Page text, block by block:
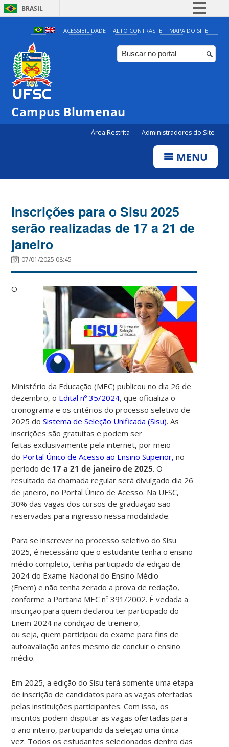
BRASIL
Simplifique!
Comunica BR
Participe
ACESSIBILIDADE ALTO CONTRASTE MAPA DO SITE
Campus Blumenau
Área Restrita Administradores do Site
MENU
Inscrições para o Sisu 2025
serão realizadas de 17 a 21 de
janeiro
07/01/2025 08:45
O
Ministério da Educação (MEC) publicou no dia 26 de
dezembro, o Edital nº 35/2024, que oficializa o
cronograma e os critérios do processo seletivo de
2025 doSistema de Seleção Unificada (Sisu). As
inscrições são gratuitas e podem ser
feitas exclusivamente pela internet, por meio
do Portal Único de Acesso ao Ensino Superior, no
período de 17 a 21 de janeiro de 2025. O
resultado da chamada regular será divulgado dia 26
de janeiro, no Portal Único de Acesso. Na UFSC,
30% das vagas dos cursos de graduação são
reservadas para ingresso nessa modalidade.
Para se inscrever no processo seletivo do Sisu
2025, é necessário que o estudante tenha o ensino
médio completo, tenha participado da edição de
2024 do Exame Nacional do Ensino Médio
(Enem) e não tenha zerado a prova de redação,
conforme a Portaria MEC nº 391/2002. É vedada a
inscrição para quem declarou ter participado do
Enem 2024 na condição de treineiro,
ou seja, quem participou do exame para fins de
autoavaliação antes mesmo de concluir o ensino
médio.
Em 2025, a edição do Sisu terá somente uma etapa
de inscrição de candidatos para as vagas ofertadas
pelas instituições participantes. Com isso, os
inscritos podem disputar as vagas ofertadas para
o ano inteiro, participando da seleção uma única
vez. Todos os estudantes selecionados dentro das